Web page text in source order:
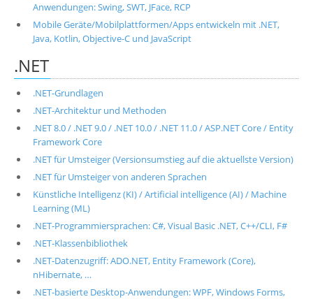
Anwendungen: Swing, SWT, JFace, RCP
Mobile Geräte/Mobilplattformen/Apps entwickeln mit .NET,
Java, Kotlin, Objective-C und JavaScript
.NET
.NET-Grundlagen
.NET-Architektur und Methoden
.NET 8.0 / .NET 9.0 / .NET 10.0 / .NET 11.0 / ASP.NET Core / Entity
Framework Core
.NET für Umsteiger (Versionsumstieg auf die aktuellste Version)
.NET für Umsteiger von anderen Sprachen
Künstliche Intelligenz (KI) / Artificial intelligence (AI) / Machine
Learning (ML)
.NET-Programmiersprachen: C#, Visual Basic .NET, C++/CLI, F#
.NET-Klassenbibliothek
.NET-Datenzugriff: ADO.NET, Entity Framework (Core),
nHibernate, …
.NET-basierte Desktop-Anwendungen: WPF, Windows Forms,